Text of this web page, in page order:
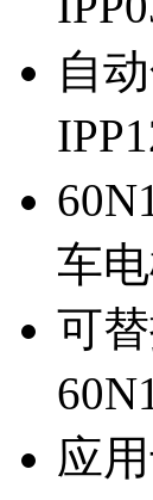
自
车
可
应